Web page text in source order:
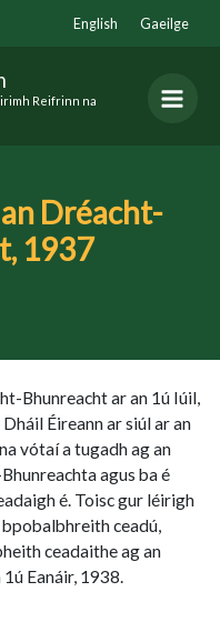
English Gaeilge
Reifrinn na
Dréacht-
1937
Bhunreacht ar an 1ú Iúil,
Éireann ar siúl ar an
vótaí a tugadh ag an
agus ba é
é. Toisc gur léirigh
ceadú,
ceadaithe ag an
Eanáir, 1938.